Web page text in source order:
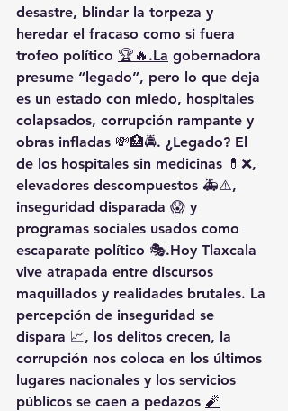
desastre, blindar la torpeza y
heredar el fracaso como si fuera
trofeo político 🏆🔥.La gobernadora
presume “legado”, pero lo que deja
es un estado con miedo, hospitales
colapsados, corrupción rampante y
obras infladas 💸🏥🚔. ¿Legado? El
de los hospitales sin medicinas 💊❌,
elevadores descompuestos 🚑⚠️,
inseguridad disparada 😱 y
programas sociales usados como
escaparate político 🎭.Hoy Tlaxcala
vive atrapada entre discursos
maquillados y realidades brutales. La
percepción de inseguridad se
dispara 📈, los delitos crecen, la
corrupción nos coloca en los últimos
lugares nacionales y los servicios
públicos se caen a pedazos 🧨